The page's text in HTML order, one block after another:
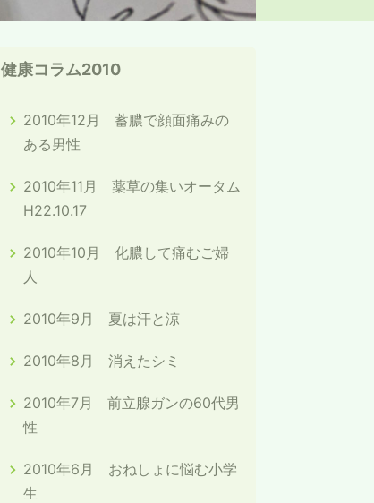
健康コラム2010
2010年12月 蓄膿で顔面痛みの
ある男性
2010年11月 薬草の集いオータム
H22.10.17
2010年10月 化膿して痛むご婦
人
2010年9月 夏は汗と涼
2010年8月 消えたシミ
2010年7月 前立腺ガンの60代男
性
2010年6月 おねしょに悩む小学
生